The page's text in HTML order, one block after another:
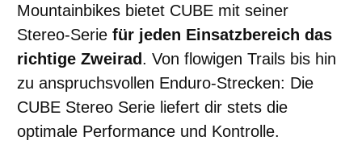
Mountainbikes bietet CUBE mit seiner
Stereo-Serie für jeden Einsatzbereich das
richtige Zweirad . Von flowigen Trails bis hin
zu anspruchsvollen Enduro-Strecken: Die
CUBE Stereo Serie liefert dir stets die
optimale Performance und Kontrolle.